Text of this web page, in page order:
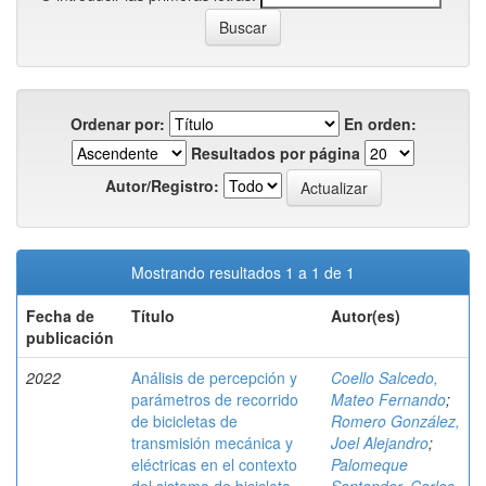
Ordenar por:
En orden:
Resultados por página
Autor/Registro:
Mostrando resultados 1 a 1 de 1
Fecha de
publicación
Título Autor(es)
2022
Análisis de percepción y
parámetros de recorrido
de bicicletas de
transmisión mecánica y
eléctricas en el contexto
Coello Salcedo,
Mateo Fernando;
Romero González,
Joel Alejandro;
Palomeque